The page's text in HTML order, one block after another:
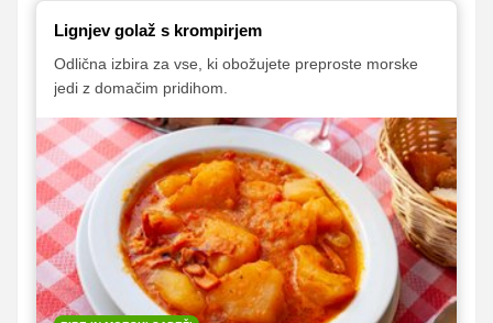
Lignjev golaž s krompirjem
Odlična izbira za vse, ki obožujete preproste morske
jedi z domačim pridihom.